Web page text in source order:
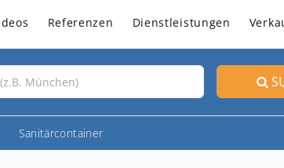
Referenzen Dienstleistungen
Sanitärcontainer